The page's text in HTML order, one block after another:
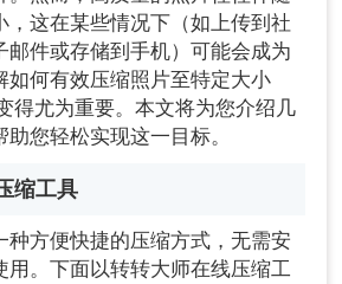
，这在某些情况下（如上传到社
邮件或存储到手机）可能会成为
如何有效压缩照片至特定大小
得尤为重要。本文将为您介绍几
您轻松实现这一目标。
缩工具
种方便快捷的压缩方式，无需安
用。下面以转转大师在线压缩工